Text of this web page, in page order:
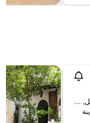
رو تيخيزريت أرسيت لاغزايل, مراكش, المغرب